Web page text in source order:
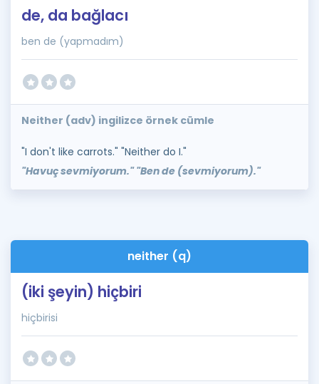
İngilizce Gramer
de, da bağlacı
ben de (yapmadım)
Neither (adv) ingilizce örnek cümle
"I don't like carrots." "Neither do I."
"Havuç sevmiyorum." "Ben de (sevmiyorum)."
neither (q)
(iki şeyin) hiçbiri
hiçbirisi